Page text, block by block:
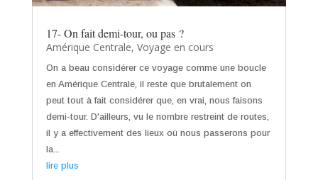
17- On fait demi-tour, ou pas ?
Amérique Centrale, Voyage en cours
On a beau considérer ce voyage comme une boucle
en Amérique Centrale, il reste que brutalement on
peut tout à fait considérer que, en vrai, nous faisons
demi-tour. D'ailleurs, vu le nombre restreint de routes,
il y a effectivement des lieux où nous passerons pour
la...
lire plus